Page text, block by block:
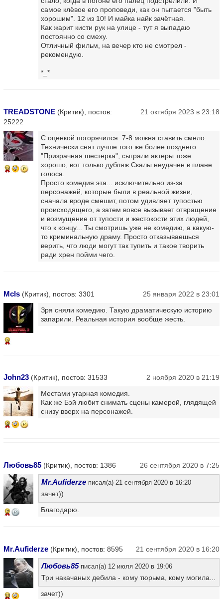
самое клёвое его проповеди, как он пытается "быть
хорошим". 12 из 10! И майка найк зачётная.
Как жарит кисти рук на улице - тут я выпадаю
постоянно со смеху.
Отличный фильм, на вечер кто не смотрел -
рекомендую.
*_*
TREADSTONE (Критик), постов:
25222
21 октября 2023 в 23:18
13
С оценкой погорячился. 7-8 можна ставить смело.
Технически снят лучше того же более позднего
"Призрачная шестерка", сыграли актеры тоже
хорошо, вот только дубляж Скалы неудачен в плане
голоса.
Просто комедия эта... исключительно из-за
персонажей, которые были в реальной жизни,
сначала вроде смешит, потом удивляет тупостью
происходящего, а затем вовсе вызывает отвращение
и возмущение от тупости и жестокости этих людей,
что к концу... Ты смотришь уже не комедию, а какую-
то криминальную драму. Просто отказываешься
верить, что люди могут так тупить и такое творить
ради хрен пойми чего.
Mcls (Критик), постов: 3301 25 января 2022 в 23:01
5
Зря сняли комедию. Такую драматическую историю
запарили. Реальная история вообще жесть.
John23 (Критик), постов: 31533 2 ноября 2020 в 21:19
9
Местами угарная комедия.
Как же Бэй любит снимать сцены камерой, глядящей
снизу вверх на персонажей.
Любовь85 (Критик), постов: 1386 26 сентября 2020 в 7:25
7
Mr.Aufiderze писал(а) 21 сентября 2020 в 16:20
зачет))
Благодарю.
Mr.Aufiderze (Критик), постов: 8595 21 сентября 2020 в 16:20
13
Любовь85писал(а) 12 июля 2020 в 19:06
Три накачаных дебила - кому тюрьма, кому могила...
зачет))